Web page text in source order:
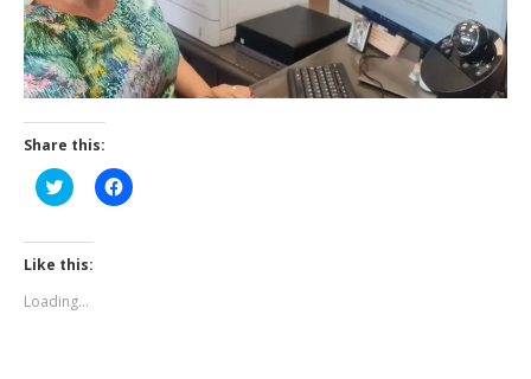
Share this:
Click
to
Twitter
(Opens
in
window)
Click
to
Like this:
Loading...